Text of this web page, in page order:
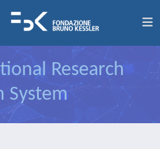
Research
System